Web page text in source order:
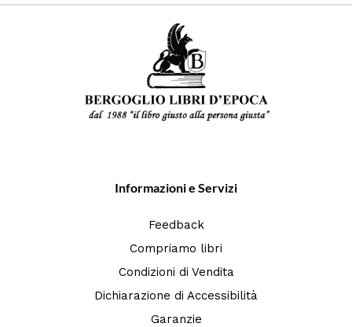
Informazioni e Servizi
Feedback
Compriamo libri
Condizioni di Vendita
Dichiarazione di Accessibilità
Garanzie